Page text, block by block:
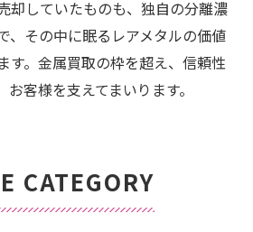
却していたものも、独自の分離濃
、その中に眠るレアメタルの価値
す。金属買取の枠を超え、信頼性
客様を支えてまいります。
CATEGORY